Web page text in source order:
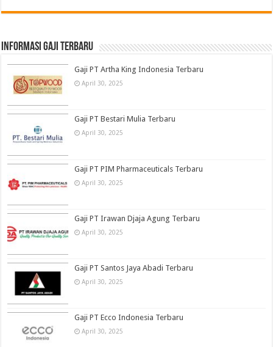
informasi gaji terbaru
Gaji PT Artha King Indonesia Terbaru
April 30, 2025
Gaji PT Bestari Mulia Terbaru
April 30, 2025
Gaji PT PIM Pharmaceuticals Terbaru
April 30, 2025
Gaji PT Irawan Djaja Agung Terbaru
April 30, 2025
Gaji PT Santos Jaya Abadi Terbaru
April 30, 2025
Gaji PT Ecco Indonesia Terbaru
April 30, 2025